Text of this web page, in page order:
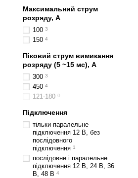
Максимальний струм
розряду, А
100 3
150 4
Піковий струм вимикання
розряду (5 ~15 мс), А
300 3
450 4
121-180 0
Підключення
тільки паралельне
підключення 12 В, без
послідовного
підключення 1
послідовне і паралельне
підключення 12 В, 24 В, 36
В, 48 В 4